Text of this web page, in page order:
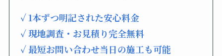
✓ 1本ずつ明記された安心料金
✓ 現地調査・お見積り完全無料
✓ 最短お問い合わせ当日の施工も可能